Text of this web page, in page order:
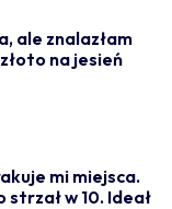
ale znalazłam
na jesień
mi miejsca.
strzał w 10. Ideał